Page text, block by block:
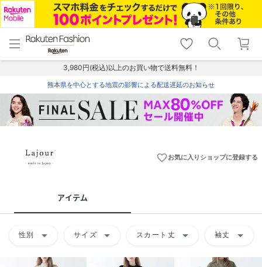
menu home
トップ
shopping_cart lock_outline
ログイン
3,980円(税込)以上のお買い物で送料無料！
熊本県を中心とする地震の影響による配送遅延のお知らせ
favorite_borderお気に入りショップに登録する
アイテム
性別 arrow_drop_down サイズ arrow_drop_down スカート丈 arrow_drop_down 袖丈 arrow_drop_down